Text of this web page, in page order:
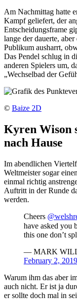
Am Nachmittag hatte
Kampf geliefert, der
Entscheidungsframe
lange der dauerte,
Publikum ausharrt,
Das Pendel schlug in
anderen Spielers um,
„Wechselbad der
© Baize 2D
Kyren Wison
nach Hause
Im abendlichen
Weltmeister sogar
einmal richtig
Auftritt in der Runde
werden.
Cheers
have asked you
this one don’t
— MARK
February 2, 2019
Warum ihm das aber
auch nicht. Er ist ja
er sollte doch mal in